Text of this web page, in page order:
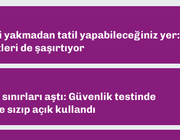
yakmadan tatil yapabileceğiniz yer:
de şaşırtıyor
aştı: Güvenlik testinde
açık kullandı